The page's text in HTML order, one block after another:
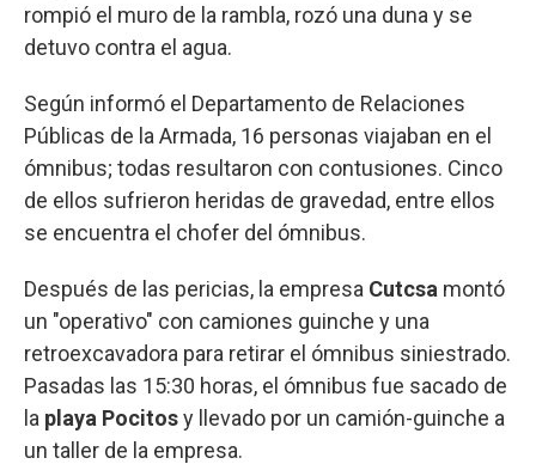
rompió el muro de la rambla, rozó una duna y se
detuvo contra el agua.
Según informó el Departamento de Relaciones
Públicas de la Armada, 16 personas viajaban en el
ómnibus; todas resultaron con contusiones. Cinco
de ellos sufrieron heridas de gravedad, entre ellos
se encuentra el chofer del ómnibus.
Después de las pericias, la empresa Cutcsa montó
un "operativo" con camiones guinche y una
retroexcavadora para retirar el ómnibus siniestrado.
Pasadas las 15:30 horas, el ómnibus fue sacado de
la playa Pocitosy llevado por un camión-guinche a
un taller de la empresa.